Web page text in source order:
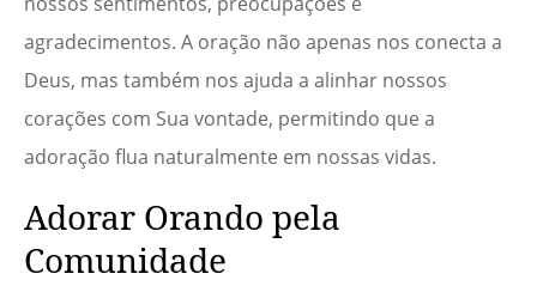
agradecimentos. A oração não apenas nos conecta a
Deus, mas também nos ajuda a alinhar nossos
corações com Sua vontade, permitindo que a
adoração flua naturalmente em nossas vidas.
Adorar Orando pela
Comunidade